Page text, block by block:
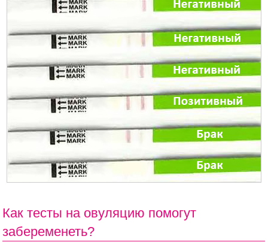
Как тесты на овуляцию помогут
забеременеть?